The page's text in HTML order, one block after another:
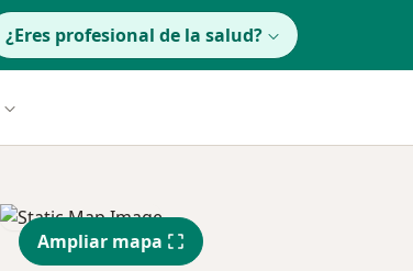
¿Eres profesional de la salud?
Ampliar mapa